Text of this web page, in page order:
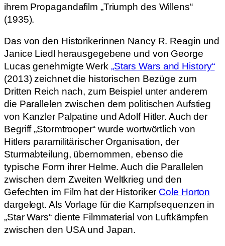
ihrem Propagandafilm „Triumph des Willens“
(1935).
Das von den Historikerinnen Nancy R. Reagin und
Janice Liedl herausgegebene und von George
Lucas genehmigte Werk „Stars Wars and History“
(2013) zeichnet die historischen Bezüge zum
Dritten Reich nach, zum Beispiel unter anderem
die Parallelen zwischen dem politischen Aufstieg
von Kanzler Palpatine und Adolf Hitler. Auch der
Begriff „Stormtrooper“ wurde wortwörtlich von
Hitlers paramilitärischer Organisation, der
Sturmabteilung, übernommen, ebenso die
typische Form ihrer Helme. Auch die Parallelen
zwischen dem Zweiten Weltkrieg und den
Gefechten im Film hat der Historiker Cole Horton
dargelegt. Als Vorlage für die Kampfsequenzen in
„Star Wars“ diente Filmmaterial von Luftkämpfen
zwischen den USA und Japan.